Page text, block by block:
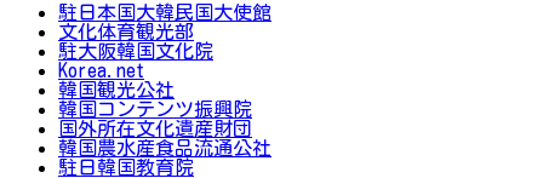
駐日本国大韓民国大使館
文化体育観光部
駐大阪韓国文化院
Korea.net
韓国観光公社
韓国コンテンツ振興院
国外所在文化遺産財団
韓国農水産食品流通公社
駐日韓国教育院